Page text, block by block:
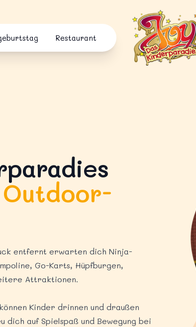
Joy
Restaurant
entfernt erwarten dich Ninja-
Go-Karts, Hüpfburgen,
Attraktionen.
Kinder drinnen und draußen
auf Spielspaß und Bewegung bei